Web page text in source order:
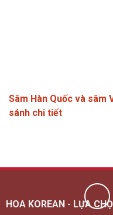
Sâm Hàn Quốc và sâm
sánh chi tiết
HOA KOREAN - LỰA